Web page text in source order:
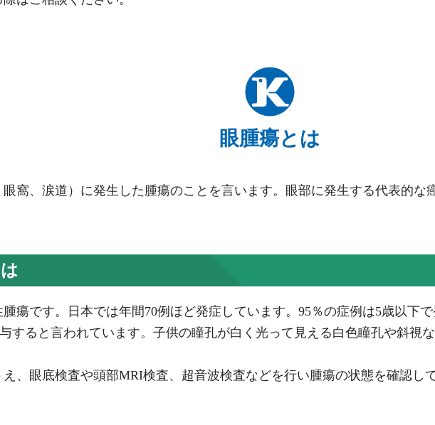
眼腫瘍とは
窩、涙道）に発生した腫瘍のことを言います。眼部に発生する代表的な
瘍です。日本では年間70例ほど発症しています。95％の症例は5歳以下
すると言われています。子供の瞳孔が白く光って見える白色瞳孔や斜視
、眼底検査や頭部MRI検査、超音波検査などを行い腫瘍の状態を確認し